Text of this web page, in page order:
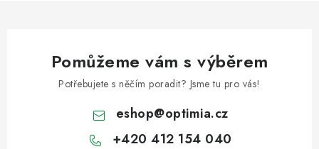
ZNAČKY
Fakturace v náhradním plnění
Náhradní plnění a zákon
FAQ - Náhradní plnění
FAQ - OOPP
Obchodní podmínky
Pomůžeme vám s výběrem
Potřebujete s něčím poradit? Jsme tu pro vás!
eshop@optimia.cz
+420 412 154 040